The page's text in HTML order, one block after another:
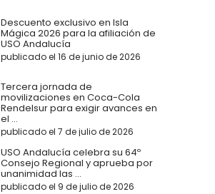
Descuento exclusivo en Isla
Mágica 2026 para la afiliación de
USO Andalucía
publicado el 16 de junio de 2026
Tercera jornada de
movilizaciones en Coca-Cola
Rendelsur para exigir avances en
el ...
publicado el 7 de julio de 2026
USO Andalucía celebra su 64º
Consejo Regional y aprueba por
unanimidad las ...
publicado el 9 de julio de 2026